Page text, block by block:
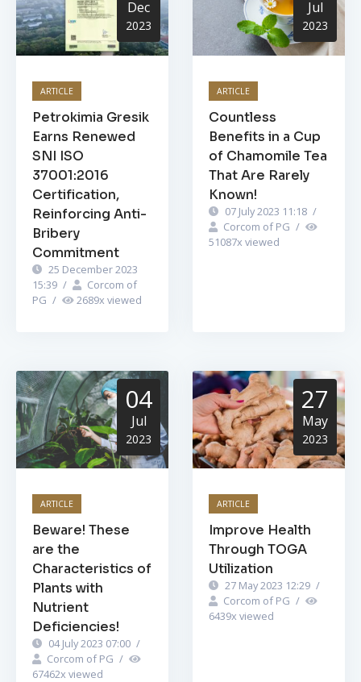
Dec
2023
ARTICLE
Petrokimia Gresik
Earns Renewed
SNI ISO
37001:2016
Certification,
Reinforcing Anti-
Bribery
Commitment
25 December 2023
15:39 /
Corcom of
PG / 2689x viewed
Jul
2023
ARTICLE
Countless
Benefits in a Cup
of Chamomile Tea
That Are Rarely
Known!
07 July 2023 11:18 /
Corcom of PG /
51087x viewed
04
Jul
2023
ARTICLE
Beware! These
are the
Characteristics of
Plants with
Nutrient
Deficiencies!
04 July 2023 07:00 /
Corcom of PG /
67462x viewed
27
May
2023
ARTICLE
Improve Health
Through TOGA
Utilization
27 May 2023 12:29 /
Corcom of PG /
6439x viewed